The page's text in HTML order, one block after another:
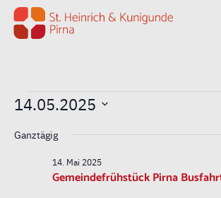
Zum Inhalt springen
Veranstaltungen
für
14.05.2025
wählen.
Ganztägig
Gemeindefrühstück Pirna
14. Mai 2025